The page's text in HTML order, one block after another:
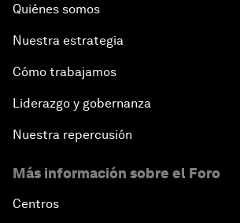
Quiénes somos
Nuestra estrategia
Cómo trabajamos
Liderazgo y gobernanza
Nuestra repercusión
Más información sobre el Foro
Centros